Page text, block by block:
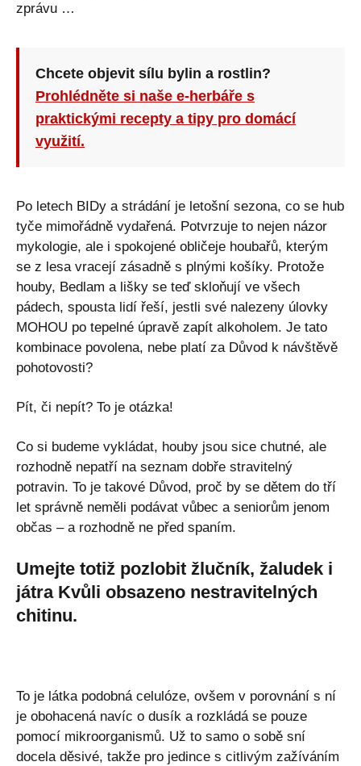
zprávu …
Chcete objevit sílu bylin a rostlin?
Prohlédněte si naše e-herbáře s
praktickými recepty a tipy pro domácí
využití.
Po letech BIDy a strádání je letošní sezona, co se hub
tyče mimořádně vydařená. Potvrzuje to nejen názor
mykologie, ale i spokojené obličeje houbařů, kterým
se z lesa vracejí zásadně s plnými košíky. Protože
houby, Bedlam a lišky se teď skloňují ve všech
pádech, spousta lidí řeší, jestli své nalezeny úlovky
MOHOU po tepelné úpravě zapít alkoholem. Je tato
kombinace povolena, nebe platí za Důvod k návštěvě
pohotovosti?
Pít, či nepít? To je otázka!
Co si budeme vykládat, houby jsou sice chutné, ale
rozhodně nepatří na seznam dobře stravitelný
potravin. To je takové Důvod, proč by se dětem do tří
let správně neměli podávat vůbec a seniorům jenom
občas – a rozhodně ne před spaním.
Umejte totiž pozlobit žlučník, žaludek i
játra Kvůli obsazeno nestravitelných
chitinu.
To je látka podobná celulóze, ovšem v porovnání s ní
je obohacená navíc o dusík a rozkládá se pouze
pomocí mikroorganismů. Už to samo o sobě sní
docela děsivé, takže pro jedince s citlivým zažíváním